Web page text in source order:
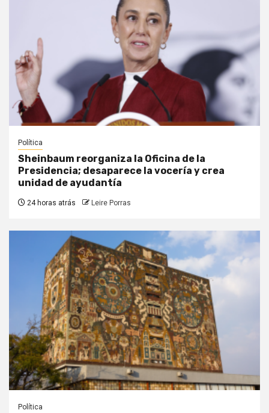
Política
Sheinbaum reorganiza la Oficina de la
Presidencia; desaparece la vocería y crea
unidad de ayudantía
24 horas atrás Leire Porras
Política